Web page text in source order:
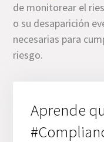
de monitorear el
o su desaparición
necesarias para
riesgo.
Aprende